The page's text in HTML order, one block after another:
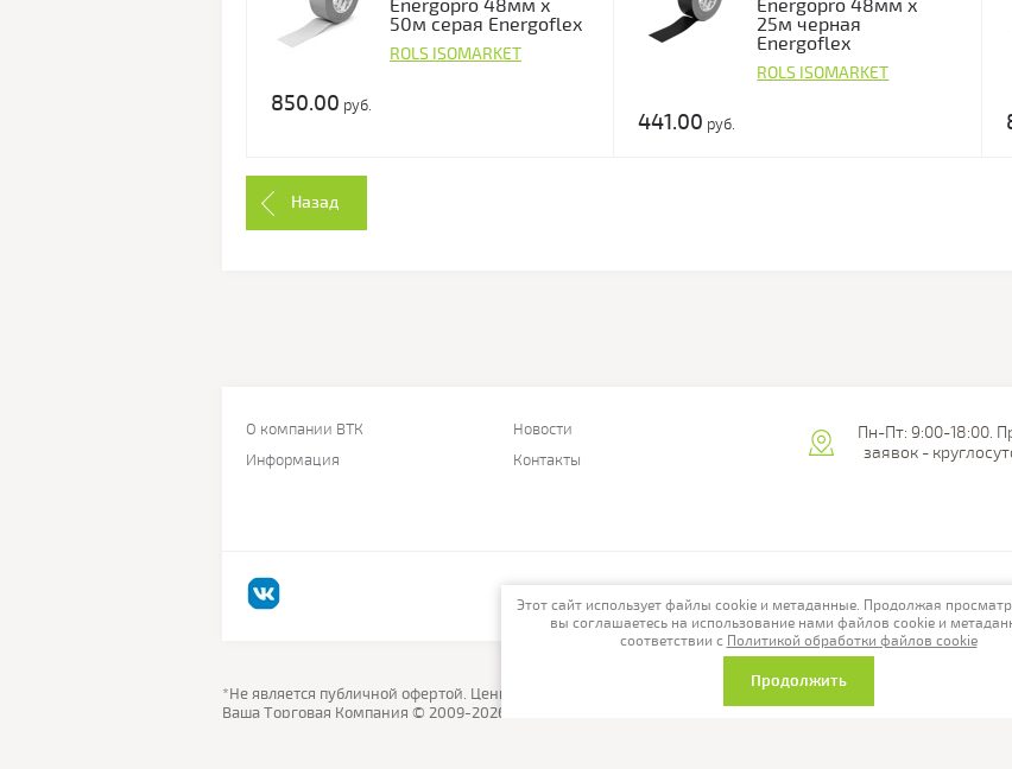
Energopro 48мм х
50м серая Energoflex
ROLS ISOMARKET
850.00 руб.
Energopro 48мм х
25м черная
Energoflex
ROLS ISOMARKET
441.00 руб.
Назад
О компании ВТК
Новости
Информация
Контакты
Пн-Пт: 9:00-18:00.
заявок -
*Не является публичной офертой. Цены на сайте носят информационный характер, окончательную
Ваша Торговая Компания © 2009-2026
Этот сайт использует файлы cookie и метаданные. Продолжая
вы соглашаетесь на использование нами файлов cookie и
соответствии с Политикой обработки файлов cookie
Продолжить